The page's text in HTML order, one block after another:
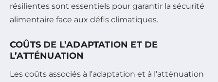
résilientes sont essentiels pour garantir la sécurité
alimentaire face aux défis climatiques.
COÛTS DE L’ADAPTATION ET DE
L’ATTÉNUATION
Les coûts associés à l’adaptation et à l’atténuation